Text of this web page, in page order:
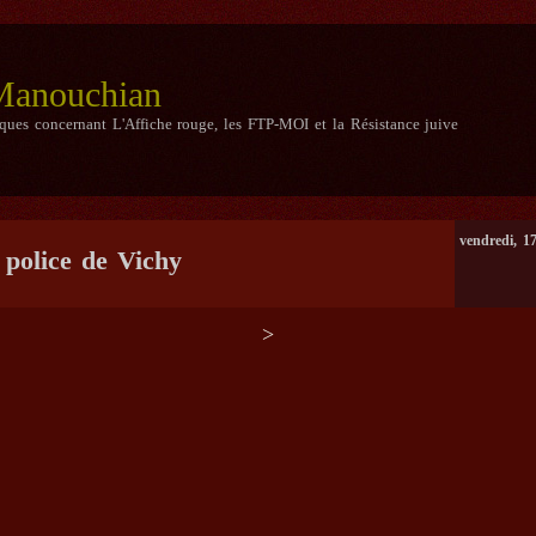
concernant L'Affiche rouge, les FTP-MOI et la Résistance juive
vendredi,
de Vichy
>